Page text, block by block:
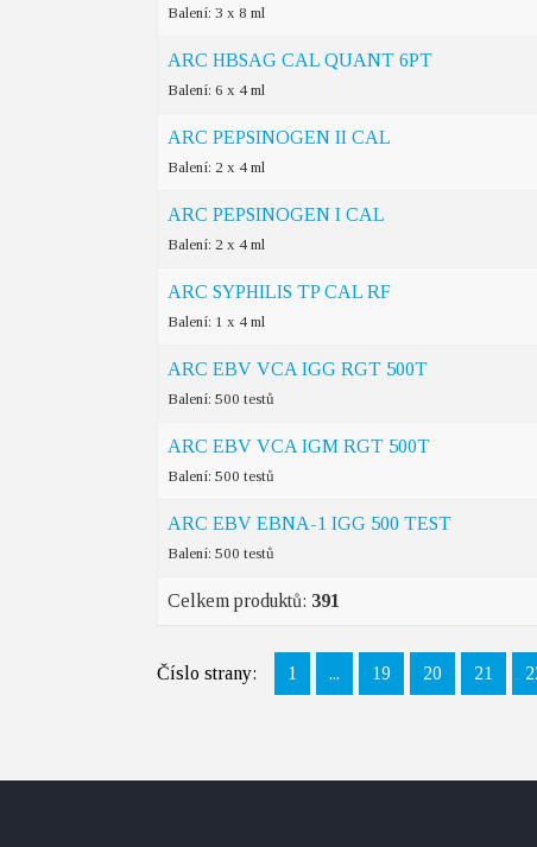
Balení: 3 x 8 ml
ARC HBSAG CAL QUANT 6PT
Balení: 6 x 4 ml
ARC PEPSINOGEN II CAL
Balení: 2 x 4 ml
ARC PEPSINOGEN I CAL
Balení: 2 x 4 ml
ARC SYPHILIS TP CAL RF
Balení: 1 x 4 ml
ARC EBV VCA IGG RGT 500T
Balení: 500 testů
ARC EBV VCA IGM RGT 500T
Balení: 500 testů
ARC EBV EBNA-1 IGG 500 TEST
Balení: 500 testů
Celkem produktů: 391
Číslo strany: 1 ... 19 20 21